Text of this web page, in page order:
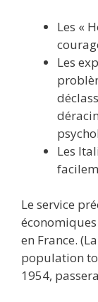
Les «
Les
Les
Le service
en France.
population
1954,